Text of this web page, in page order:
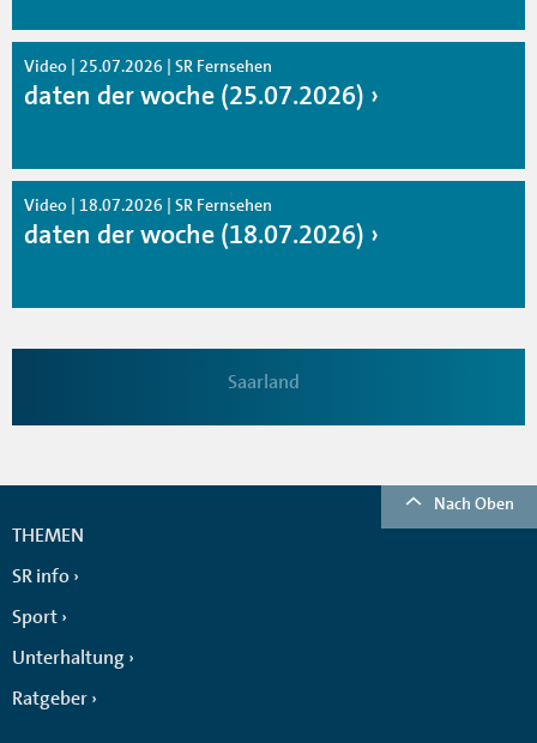
Video | 25.07.2026 | SR Fernsehen
daten der woche (25.07.2026)
Video | 18.07.2026 | SR Fernsehen
daten der woche (18.07.2026)
Saarland
Nach Oben
THEMEN
SR info
Sport
Unterhaltung
Ratgeber